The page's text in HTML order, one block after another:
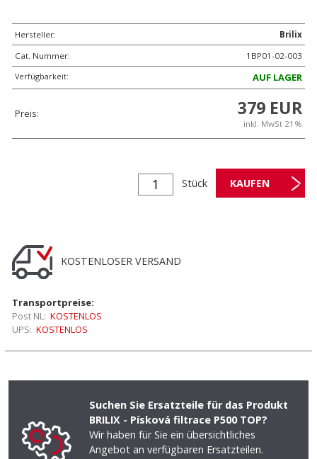
Hersteller:
Brilix
Cat. Nummer:
1BP01-02-003
Verfügbarkeit:
AUF LAGER
Preis: 379 EUR
inkl. MwSt 21%
Stück
KOSTENLOSER VERSAND
Transportpreise:
Post NL: KOSTENLOS
UPS: KOSTENLOS
Suchen Sie Ersatzteile für das Produkt
BRILIX - Písková filtrace P500 TOP?
Wir haben für Sie ein übersichtliches
Angebot an verfügbaren Ersatzteilen.